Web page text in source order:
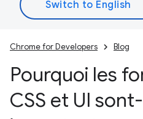
Chrome for Developers Blog
Pourquoi les
CSS et UI